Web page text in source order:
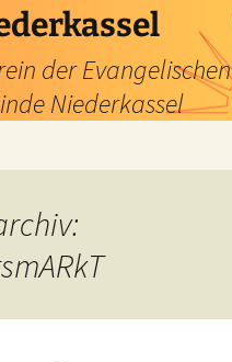
der Evangelischen
Niederkassel